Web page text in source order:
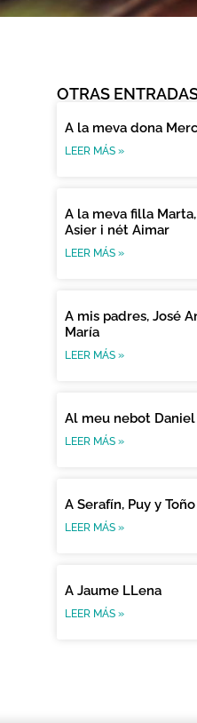
OTRAS
A la meva dona
LEER MÁS »
A la meva filla
Asier i nét Aimar
LEER MÁS »
A mis padres, José
María
LEER MÁS »
Al meu nebot Daniel
LEER MÁS »
A Serafín, Puy y Toño
LEER MÁS »
A Jaume LLena
LEER MÁS »